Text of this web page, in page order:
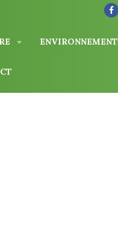
ENVIRONNEMENT